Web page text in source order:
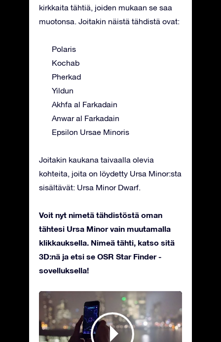
kirkkaita tähtiä, joiden mukaan se saa
muotonsa. Joitakin näistä tähdistä ovat:
Polaris
Kochab
Pherkad
Yildun
Akhfa al Farkadain
Anwar al Farkadain
Epsilon Ursae Minoris
Joitakin kaukana taivaalla olevia
kohteita, joita on löydetty Ursa Minor:sta
sisältävät: Ursa Minor Dwarf.
Voit nyt nimetä tähdistöstä oman
tähtesi Ursa Minor vain muutamalla
klikkauksella. Nimeä tähti, katso sitä
3D:nä ja etsi se OSR Star Finder -
sovelluksella!